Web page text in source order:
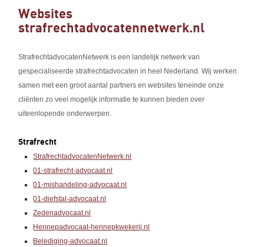
Websites
strafrechtadvocatennetwerk.nl
StrafrechtadvocatenNetwerk is een landelijk netwerk van
gespecialiseerde strafrechtadvocaten in heel Nederland. Wij werken
samen met een groot aantal partners en websites teneinde onze
cliënten zo veel mogelijk informatie te kunnen bieden over
uiteenlopende onderwerpen.
Strafrecht
StrafrechtadvocatenNetwerk.nl
01-strafrecht-advocaat.nl
01-mishandeling-advocaat.nl
01-diefstal-advocaat.nl
Zedenadvocaat.nl
Hennepadvocaat-hennepkwekerij.nl
Belediging-advocaat.nl